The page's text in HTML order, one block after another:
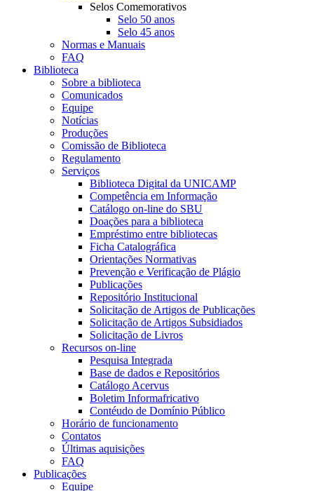
Selos Comemorativos
Selo 50 anos
Selo 45 anos
Normas e Manuais
FAQ
Biblioteca
Sobre a biblioteca
Comunicados
Equipe
Notícias
Produções
Comissão de Biblioteca
Regulamento
Serviços
Biblioteca Digital da UNICAMP
Competência em Informação
Catálogo on-line do SBU
Doações para a biblioteca
Empréstimo entre bibliotecas
Ficha Catalográfica
Orientações Normativas
Prevenção e Verificação de Plágio
Publicações
Repositório Institucional
Solicitação de Artigos de Publicações
Solicitação de Artigos Subsidiados
Solicitação de Livros
Recursos on-line
Pesquisa Integrada
Base de dados e Repositórios
Catálogo Acervus
Boletim Informafricativo
Contéudo de Domínio Público
Horário de funcionamento
Contatos
Últimas aquisições
FAQ
Publicações
Equipe